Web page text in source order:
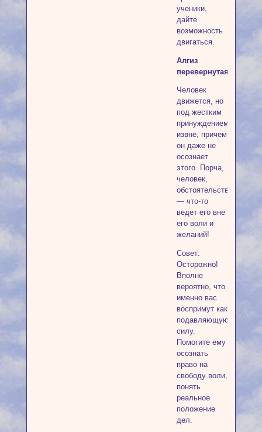
ученики,
дайте
возможность
двигаться.
Алгиз
перевернутая
Человек
движется, но
под жестким
принуждением
извне, причем
он даже не
осознает
этого. Порча,
человек,
обстоятельства
— что-то
ведет его вне
его воли и
желаний!
Совет:
Осторожно!
Вполне
вероятно, что
именно вас
воспримут как
подавляющую
силу.
Помогите ему
осознать
право на
свободу воли,
понять
реальное
положение
дел.